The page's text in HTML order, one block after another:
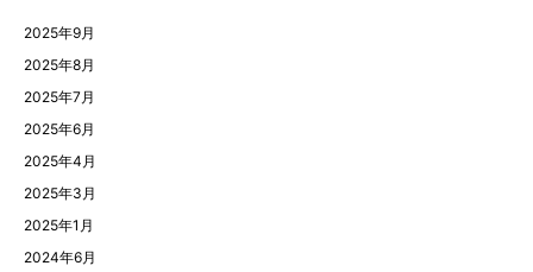
2025年9月
2025年8月
2025年7月
2025年6月
2025年4月
2025年3月
2025年1月
2024年6月